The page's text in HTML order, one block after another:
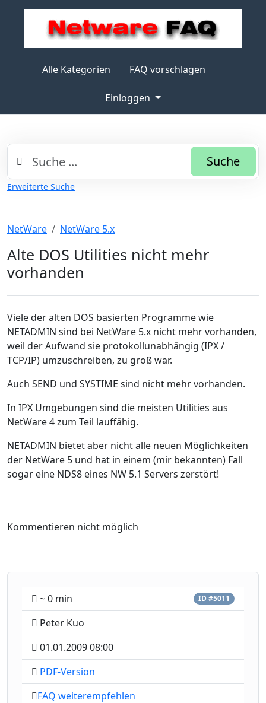
Alle Kategorien FAQ vorschlagen
Einloggen
Suche
Erweiterte Suche
NetWare NetWare 5.x
Alte DOS Utilities nicht mehr
vorhanden
Viele der alten DOS basierten Programme wie
NETADMIN sind bei NetWare 5.x nicht mehr vorhanden,
weil der Aufwand sie protokollunabhängig (IPX /
TCP/IP) umzuschreiben, zu groß war.
Auch SEND und SYSTIME sind nicht mehr vorhanden.
In IPX Umgebungen sind die meisten Utilities aus
NetWare 4 zum Teil lauffähig.
NETADMIN bietet aber nicht alle neuen Möglichkeiten
der NetWare 5 und hat in einem (mir bekannten) Fall
sogar eine NDS8 eines NW 5.1 Servers zerstört!
Kommentieren nicht möglich
~ 0 min ID #5011
Peter Kuo
01.01.2009 08:00
PDF-Version
FAQ weiterempfehlen